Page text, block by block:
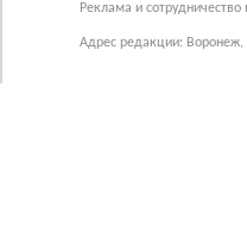
Реклама и
Адрес редакции: Воронеж,